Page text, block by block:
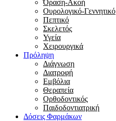
Όραση-Ακοή
Ουρολογικό-Γεννητικό
Πεπτικό
Σκελετός
Υγεία
Χειρουργικά
Πρόληψη
Διάγνωση
Διατροφή
Εμβόλια
Θεραπεία
Ορθοδοντικός
Παιδοδοντιατρική
Δόσεις Φαρμάκων